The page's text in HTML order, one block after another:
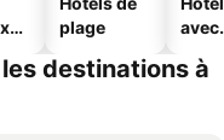
plage
avec
destinations à